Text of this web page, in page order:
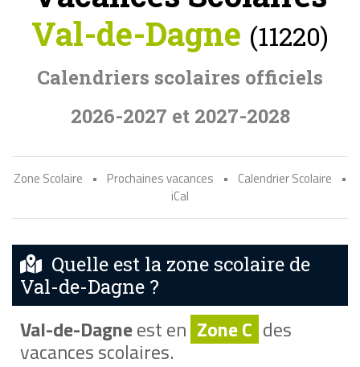
Val-de-Dagne (11220)
Calendriers scolaires officiels
2026-2027 et 2027-2028
Zone Scolaire • Prochaines vacances • Calendrier Scolaire
•
iCal
Quelle est la zone scolaire de
Val-de-Dagne ?
Val-de-Dagneest en Zone C des
vacances scolaires.